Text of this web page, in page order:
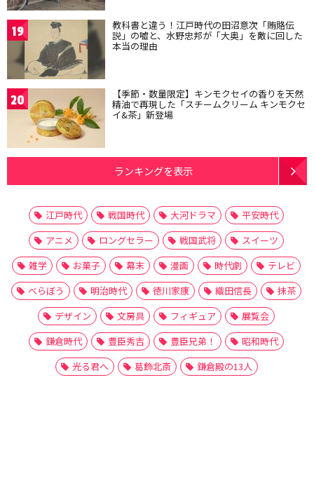
19 教科書と違う！江戸時代の田沼意次「賄賂伝
説」の嘘と、水野忠邦が「大奥」を敵に回した
本当の理由
20 【季節・数量限定】キンモクセイの香りを天然
精油で再現した「スチームクリーム キンモクセ
イ&茶」新登場
ランキングを表示
江戸時代 戦国時代 大河ドラマ
平安時代
アニメ
ロングセラー 戦国武将
スイーツ
雑学
お菓子 幕末 漫画 時代劇
テレビ
べらぼう
明治時代 徳川家康 織田信長
抹茶
デザイン
文房具 フィギュア
展覧会
鎌倉時代
豊臣秀吉 豊臣兄弟！
昭和時代
光る君へ
葛飾北斎 鎌倉殿の13人